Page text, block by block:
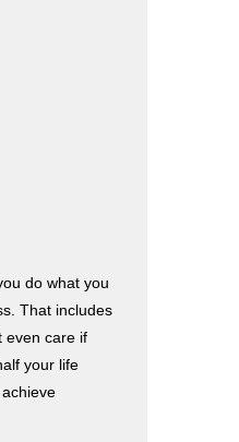
do what you
That includes
even care if
your life